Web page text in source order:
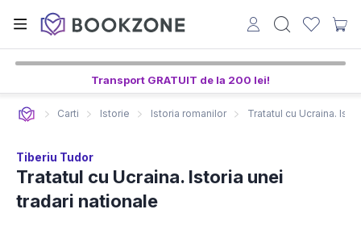
Transport GRATUIT de la 200 lei!
Carti Istorie Istoria romanilor Tratatul cu Ucraina.
Tiberiu Tudor
Tratatul cu Ucraina. Istoria unei
tradari nationale